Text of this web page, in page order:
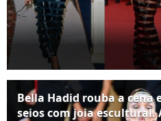
Bella Hadid rouba a cena
seios com joia escultural.